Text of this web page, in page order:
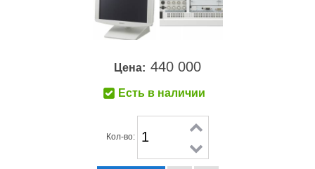
Цена: 440 000
Есть в наличии
Кол-во: